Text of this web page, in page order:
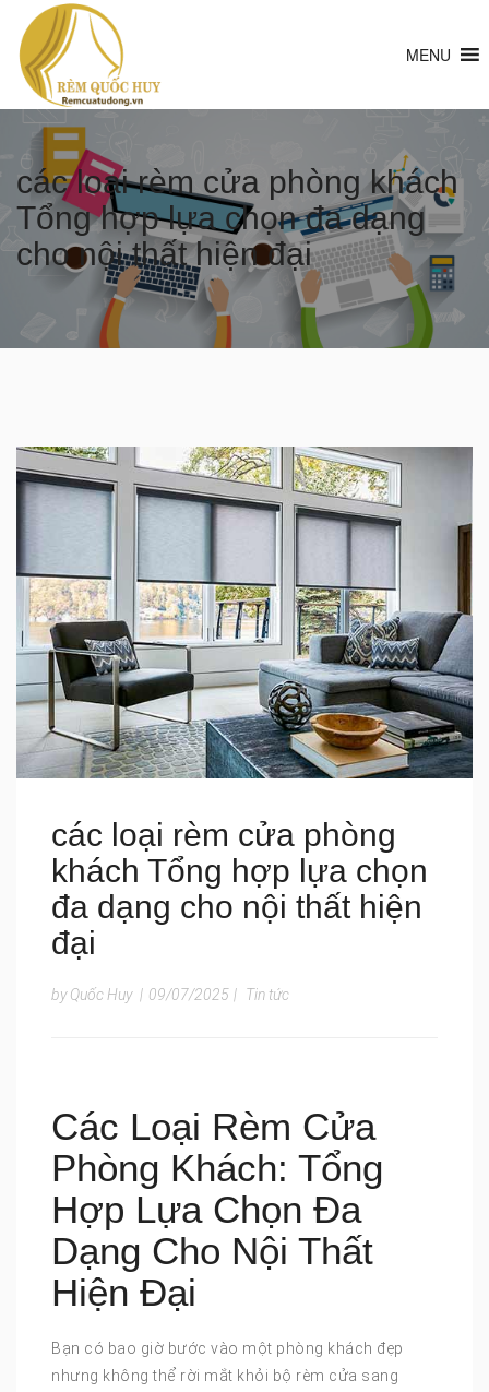
MENU
các loại rèm cửa phòng khách
Tổng hợp lựa chọn đa dạng
cho nội thất hiện đại
các loại rèm cửa phòng
khách Tổng hợp lựa chọn
đa dạng cho nội thất hiện
đại
by Quốc Huy | 09/07/2025 | Tin tức
Các Loại Rèm Cửa
Phòng Khách: Tổng
Hợp Lựa Chọn Đa
Dạng Cho Nội Thất
Hiện Đại
Bạn có bao giờ bước vào một phòng khách đẹp
nhưng không thể rời mắt khỏi bộ rèm cửa sang